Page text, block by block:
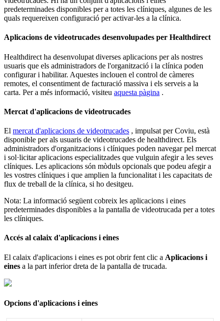
predeterminades disponibles per a totes les clíniques, algunes de les
quals requereixen configuració per activar-les a la clínica.
Aplicacions de videotrucades desenvolupades per Healthdirect
Healthdirect ha desenvolupat diverses aplicacions per als nostres
usuaris que els administradors de l'organització i la clínica poden
configurar i habilitar. Aquestes inclouen el control de càmeres
remotes, el consentiment de facturació massiva i els serveis a la
carta. Per a més informació, visiteu aquesta pàgina .
Mercat d'aplicacions de videotrucades
El mercat d'aplicacions de videotrucades , impulsat per Coviu, està
disponible per als usuaris de videotrucades de healthdirect. Els
administradors d'organitzacions i clíniques poden navegar pel mercat
i sol·licitar aplicacions especialitzades que vulguin afegir a les seves
clíniques. Les aplicacions són mòduls opcionals que podeu afegir a
les vostres clíniques i que amplien la funcionalitat i les capacitats de
flux de treball de la clínica, si ho desitgeu.
Nota: La informació següent cobreix les aplicacions i eines
predeterminades disponibles a la pantalla de videotrucada per a totes
les clíniques.
Accés al calaix d'aplicacions i eines
El calaix d'aplicacions i eines es pot obrir fent clic a Aplicacions i
eines a la part inferior dreta de la pantalla de trucada.
Opcions d'aplicacions i eines